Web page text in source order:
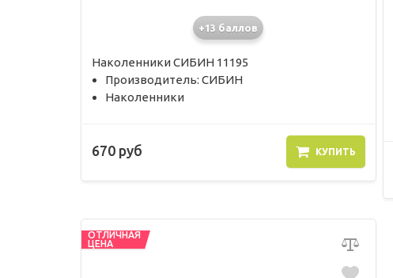
+13 баллов
Наколенники СИБИН 11195
Производитель: СИБИН
Наколенники
670 руб КУПИТЬ
ОТЛИЧНАЯ
ЦЕНА